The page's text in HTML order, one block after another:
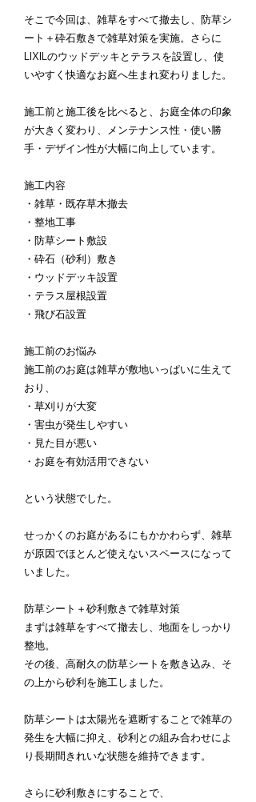
そこで今回は、雑草をすべて撤去し、防草シ
ート＋砕石敷きで雑草対策を実施。さらに
LIXILのウッドデッキとテラスを設置し、使
いやすく快適なお庭へ生まれ変わりました。
施工前と施工後を比べると、お庭全体の印象
が大きく変わり、メンテナンス性・使い勝
手・デザイン性が大幅に向上しています。
施工内容
・雑草・既存草木撤去
・整地工事
・防草シート敷設
・砕石（砂利）敷き
・ウッドデッキ設置
・テラス屋根設置
・飛び石設置
施工前のお悩み
施工前のお庭は雑草が敷地いっぱいに生えて
おり、
・草刈りが大変
・害虫が発生しやすい
・見た目が悪い
・お庭を有効活用できない
という状態でした。
せっかくのお庭があるにもかかわらず、雑草
が原因でほとんど使えないスペースになって
いました。
防草シート＋砂利敷きで雑草対策
まずは雑草をすべて撤去し、地面をしっかり
整地。
その後、高耐久の防草シートを敷き込み、そ
の上から砂利を施工しました。
防草シートは太陽光を遮断することで雑草の
発生を大幅に抑え、砂利との組み合わせによ
り長期間きれいな状態を維持できます。
さらに砂利敷きにすることで、